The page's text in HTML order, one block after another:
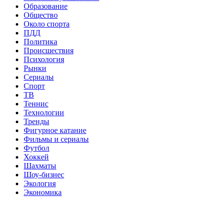
Образование
Общество
Около спорта
ПДД
Политика
Происшествия
Психология
Рынки
Сериалы
Спорт
ТВ
Теннис
Технологии
Тренды
Фигурное катание
Фильмы и сериалы
Футбол
Хоккей
Шахматы
Шоу-бизнес
Экология
Экономика